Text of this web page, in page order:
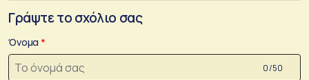
Γράψτε το σχόλιο σας
Όνομα
0 /50